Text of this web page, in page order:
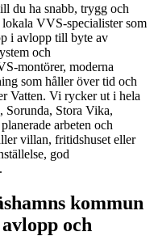
du ha snabb, trygg och
VVS-specialister som
i avlopp till byte av
och
montörer, moderna
som håller över tid och
Vatten. Vi rycker ut i hela
Sorunda, Stora Vika,
arbeten och
villan, fritidshuset eller
god
kommun
och